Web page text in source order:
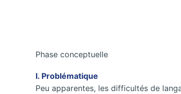
Phase conceptuelle
I. Problématique
Peu apparentes, les difficultés de